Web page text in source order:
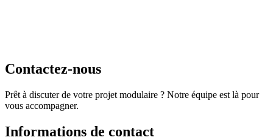
Contactez-nous
Prêt à discuter de votre projet modulaire ? Notre équipe est là pour
vous accompagner.
Informations de contact